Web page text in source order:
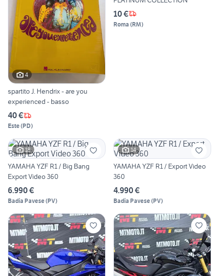
4
spartito J. Hendrix - are you
experienced - basso
40 €
Este(PD)
10 €
Roma (RM)
18
YAMAHA YZF R1 / Big Bang
Export Video 360
6.990 €
Badia Pavese(PV)
14
YAMAHA YZF R1 / Export Video
360
4.990 €
Badia Pavese(PV)